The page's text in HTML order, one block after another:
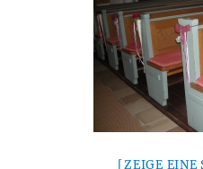
[ZEIGE EINE